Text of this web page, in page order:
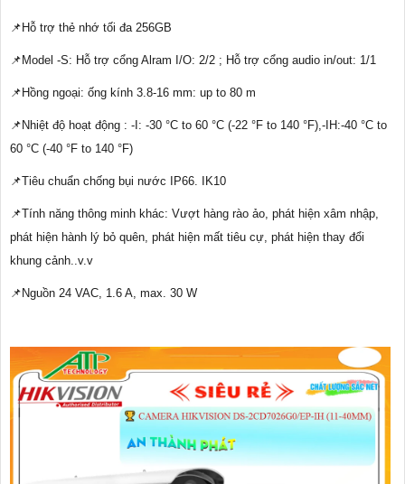
📌Hỗ trợ thẻ nhớ tối đa 256GB
📌Model -S: Hỗ trợ cổng Alram I/O: 2/2 ; Hỗ trợ cổng audio in/out: 1/1
📌Hồng ngoại: ống kính 3.8-16 mm: up to 80 m
📌Nhiệt độ hoạt động : -I: -30 °C to 60 °C (-22 °F to 140 °F),-IH:-40 °C to
60 °C (-40 °F to 140 °F)
📌Tiêu chuẩn chống bụi nước IP66. IK10
📌Tính năng thông minh khác: Vượt hàng rào ảo, phát hiện xâm nhập,
phát hiện hành lý bỏ quên, phát hiện mất tiêu cự, phát hiện thay đổi
khung cảnh..v.v
📌Nguồn 24 VAC, 1.6 A, max. 30 W